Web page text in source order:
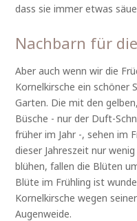
dass sie immer etwas
Nachbarn für
Aber auch wenn wir die
Kornelkirsche ein schöner
Garten. Die mit den
Büsche - nur der Duft-
früher im Jahr -, sehen im
dieser Jahreszeit nur
blühen, fallen die Blüten
Blüte im Frühling ist
Kornelkirsche wegen
Augenweide.